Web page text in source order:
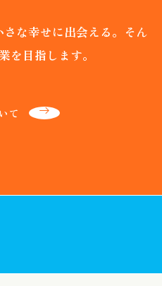
な幸せに出会える。 そん
を目指します。
て